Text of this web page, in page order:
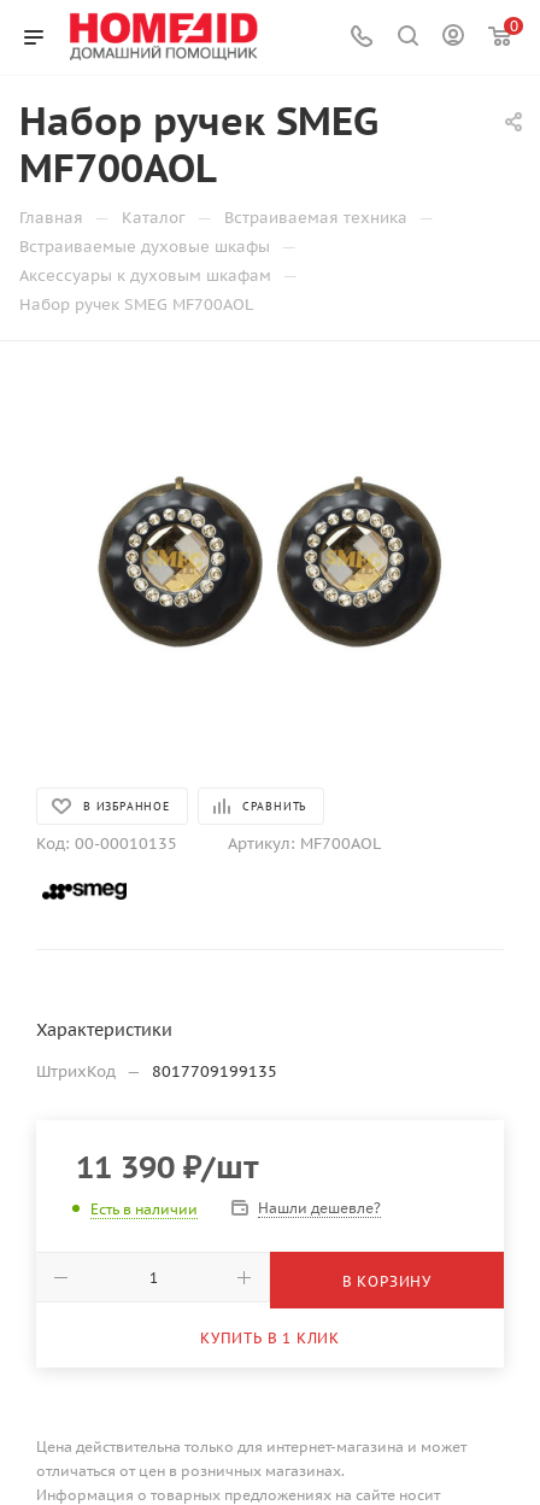
0
Набор ручек SMEG
MF700AOL
Главная — Каталог — Встраиваемая техника —
Встраиваемые духовые шкафы —
Аксессуары к духовым шкафам —
Набор ручек SMEG MF700AOL
В ИЗБРАННОЕ СРАВНИТЬ
Код: 00-00010135 Артикул: MF700AOL
Характеристики
ШтрихКод — 8017709199135
11 390 ₽/шт
Есть в наличии Нашли дешевле?
В КОРЗИНУ
КУПИТЬ В 1 КЛИК
Цена действительна только для интернет-магазина и может
отличаться от цен в розничных магазинах.
Информация о товарных предложениях на сайте носит